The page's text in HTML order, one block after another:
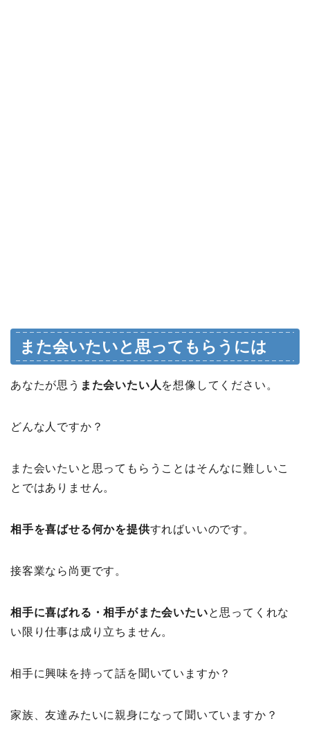
また会いたいと思ってもらうには
あなたが思う また会いたい人 を想像してください。
どんな人ですか？
また会いたいと思ってもらうことはそんなに難しいこ
とではありません。
相手を喜ばせる何かを提供すればいいのです。
接客業なら尚更です。
相手に喜ばれる・相手がまた会いたいと思ってくれな
い限り仕事は成り立ちません。
相手に興味を持って話を聞いていますか？
家族、友達みたいに親身になって聞いていますか？